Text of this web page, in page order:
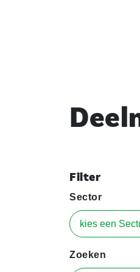
Filter
Sector
Zoeken